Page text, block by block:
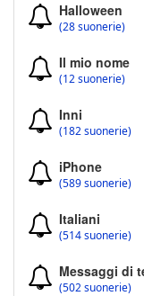
Halloween
(28 suonerie)
Il mio nome
(12 suonerie)
Inni
(182 suonerie)
iPhone
(589 suonerie)
Italiani
(514 suonerie)
Messaggi di
(502 suonerie)